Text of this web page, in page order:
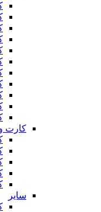
کارت
سایر